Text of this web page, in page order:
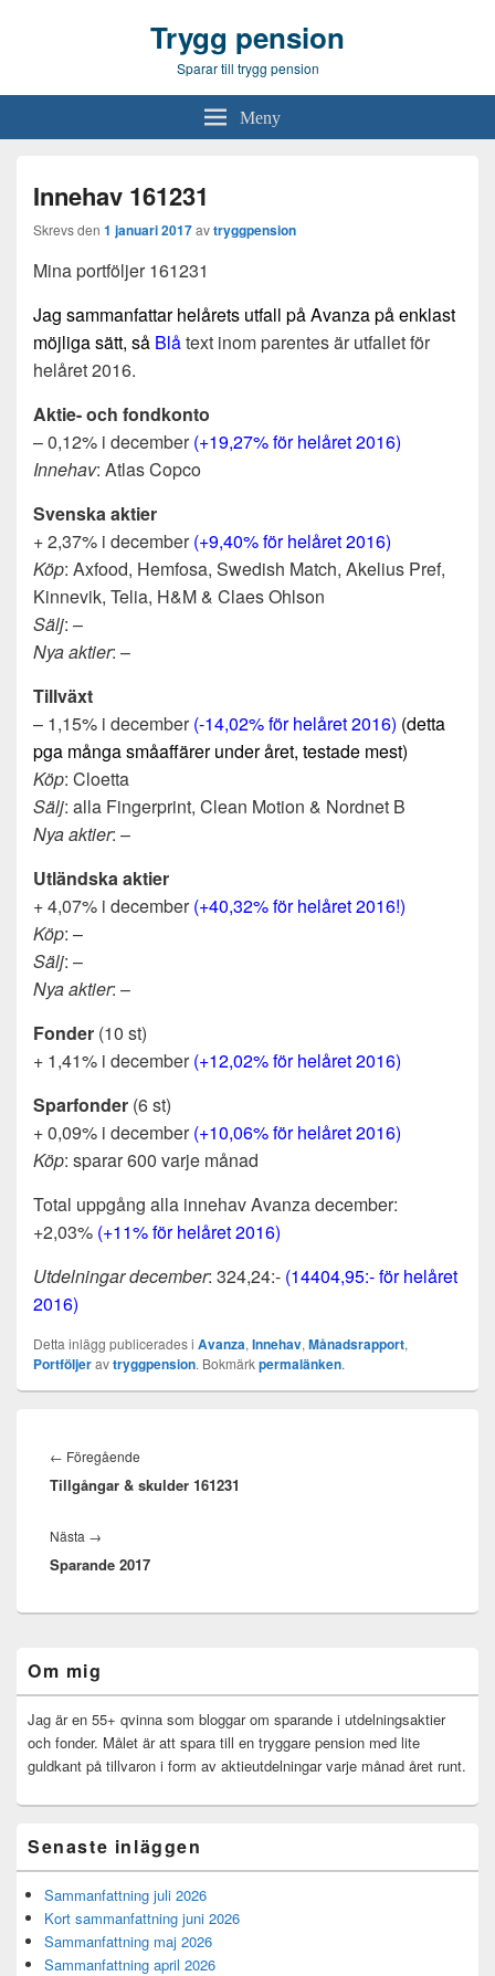
Trygg pension
Sparar till trygg pension
Meny
Innehav 161231
Skrevs den 1 januari 2017avtryggpension
Mina portföljer 161231
Jag sammanfattar helårets utfall på Avanza på enklast
möjliga sätt, så Blåtext inom parentes är utfallet för
helåret 2016.
Aktie- och fondkonto
– 0,12% i december(+19,27% för helåret 2016)
Innehav: Atlas Copco
Svenska aktier
+ 2,37% i december(+9,40% för helåret 2016)
Köp: Axfood, Hemfosa, Swedish Match, Akelius Pref,
Kinnevik, Telia, H&M & Claes Ohlson
Sälj: –
Nya aktier: –
Tillväxt
– 1,15% i december(-14,02% för helåret 2016) (detta
pga många småaffärer under året, testade mest)
Köp: Cloetta
Sälj: alla Fingerprint, Clean Motion & Nordnet B
Nya aktier: –
Utländska aktier
+ 4,07% i december(+40,32% för helåret 2016!)
Köp: –
Sälj: –
Nya aktier: –
Fonder (10 st)
+ 1,41% i december(+12,02% för helåret 2016)
Sparfonder (6 st)
+ 0,09% i december(+10,06% för helåret 2016)
Köp: sparar 600 varje månad
Total uppgång alla innehav Avanza december:
+2,03% (+11% för helåret 2016)
Utdelningar december: 324,24:- (14404,95:- för helåret
2016)
Detta inlägg publicerades i Avanza, Innehav, Månadsrapport,
Portföljeravtryggpension. Bokmärkpermalänken.
← Föregående
inlägg:
Tillgångar & skulder 161231
Nästa →
inlägg:
Sparande 2017
sidofältet
Widget
område
Om mig
Jag är en 55+ qvinna som bloggar om sparande i utdelningsaktier
och fonder. Målet är att spara till en tryggare pension med lite
guldkant på tillvaron i form av aktieutdelningar varje månad året runt.
Senaste inläggen
Sammanfattning juli 2026
Kort sammanfattning juni 2026
Sammanfattning maj 2026
Sammanfattning april 2026